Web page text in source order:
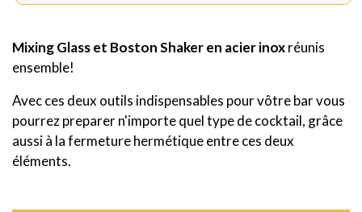
Mixing Glass et Boston Shaker en acier inoxréunis
ensemble!
Avec ces deux outils indispensables pour vôtre bar vous
pourrez preparer n'importe quel type de cocktail, grâce
aussi à la fermeture hermétique entre ces deux
éléments.